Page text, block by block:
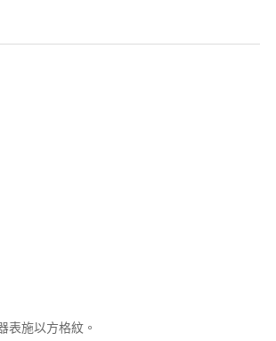
表施以方格紋。